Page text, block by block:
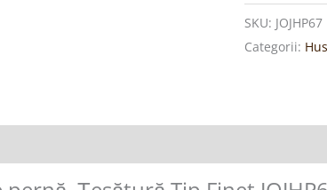
SKU: JOJHP67
Categorii: